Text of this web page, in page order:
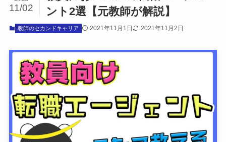
ント2選【元教師が解説】
11/02
教師のセカンドキャリア 2021年11月1日 2021年11月2日